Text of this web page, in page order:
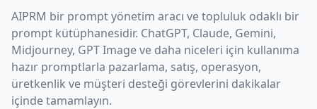
AIPRM bir prompt yönetim aracı ve topluluk odaklı bir
prompt kütüphanesidir. ChatGPT, Claude, Gemini,
Midjourney, GPT Image ve daha niceleri için kullanıma
hazır promptlarla pazarlama, satış, operasyon,
üretkenlik ve müşteri desteği görevlerini dakikalar
içinde tamamlayın.